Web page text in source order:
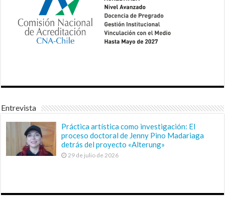
Entrevista
Práctica artística como investigación: El
proceso doctoral de Jenny Pino Madariaga
detrás del proyecto «Alterung»
29 de julio de 2026